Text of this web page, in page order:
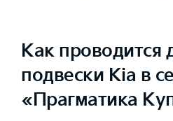
Как проводится
подвески Kia в
«Прагматика